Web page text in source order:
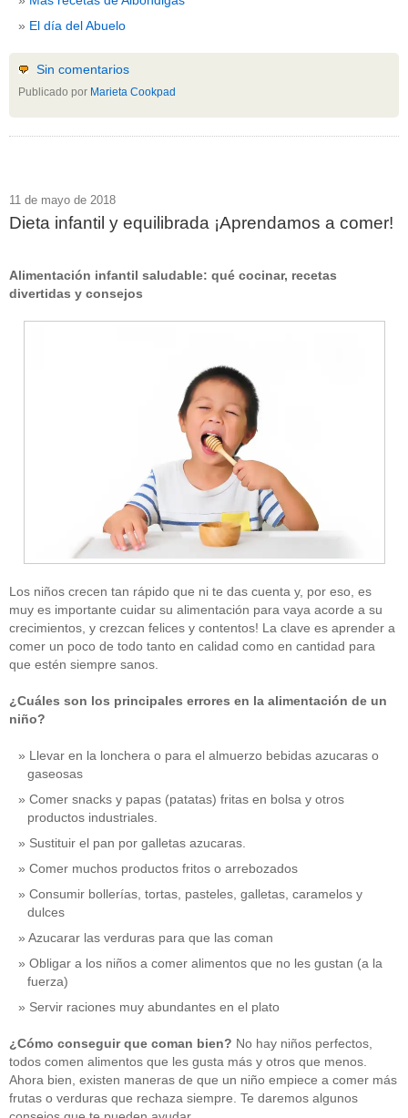
El día del Abuelo
Sin comentarios
Publicado por Marieta Cookpad
11 de mayo de 2018
Dieta infantil y equilibrada ¡Aprendamos a comer!
Alimentación infantil saludable: qué cocinar, recetas
divertidas y consejos
Los niños crecen tan rápido que ni te das cuenta y, por eso, es
muy es importante cuidar su alimentación para vaya acorde a su
crecimientos, y crezcan felices y contentos! La clave es aprender a
comer un poco de todo tanto en calidad como en cantidad para
que estén siempre sanos.
¿Cuáles son los principales errores en la alimentación de un
niño?
Llevar en la lonchera o para el almuerzo bebidas azucaras o
gaseosas
Comer snacks y papas (patatas) fritas en bolsa y otros
productos industriales.
Sustituir el pan por galletas azucaras.
Comer muchos productos fritos o arrebozados
Consumir bollerías, tortas, pasteles, galletas, caramelos y
dulces
Azucarar las verduras para que las coman
Obligar a los niños a comer alimentos que no les gustan (a la
fuerza)
Servir raciones muy abundantes en el plato
¿Cómo conseguir que coman bien? No hay niños perfectos,
todos comen alimentos que les gusta más y otros que menos.
Ahora bien, existen maneras de que un niño empiece a comer más
frutas o verduras que rechaza siempre. Te daremos algunos